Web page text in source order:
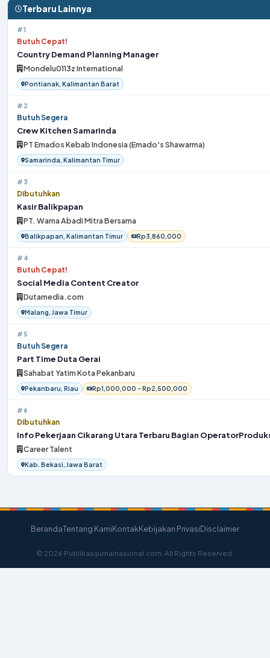
Terbaru Lainnya
#1
Butuh Cepat!
Country Demand Planning Manager
Mondelu0113z International
Pontianak, Kalimantan Barat
#2
Butuh Segera
Crew Kitchen Samarinda
PT Emados Kebab Indonesia (Emado's Shawarma)
Samarinda, Kalimantan Timur
#3
Dibutuhkan
Kasir Balikpapan
PT. Warna Abadi Mitra Bersama
Balikpapan, Kalimantan Timur Rp3,860,000
#4
Butuh Cepat!
Social Media Content Creator
Dutamedia.com
Malang, Jawa Timur
#5
Butuh Segera
Part Time Duta Gerai
Sahabat Yatim Kota Pekanbaru
Pekanbaru, Riau Rp1,000,000 - Rp2,500,000
#6
Dibutuhkan
Info Pekerjaan Cikarang Utara Terbaru Bagian
Career Talent
Kab. Bekasi, Jawa Barat
BerandaTentang KamiKontakKebijakan PrivasiDisclaimer
© 2026 Publikasijurnalnasional.com. All Rights Reserved.